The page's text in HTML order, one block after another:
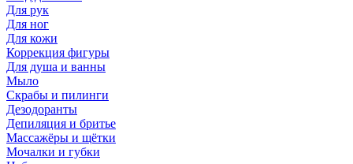
Для рук
Для ног
Для кожи
Коррекция фигуры
Для душа и ванны
Мыло
Скрабы и пилинги
Дезодоранты
Депиляция и бритье
Массажёры и щётки
Мочалки и губки